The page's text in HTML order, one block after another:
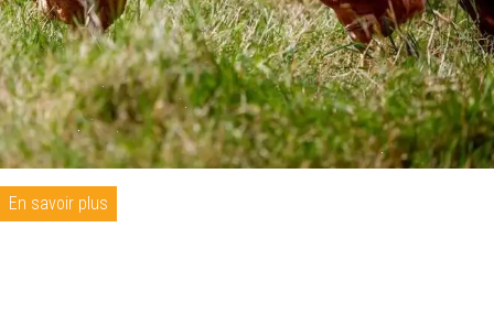
En savoir plus